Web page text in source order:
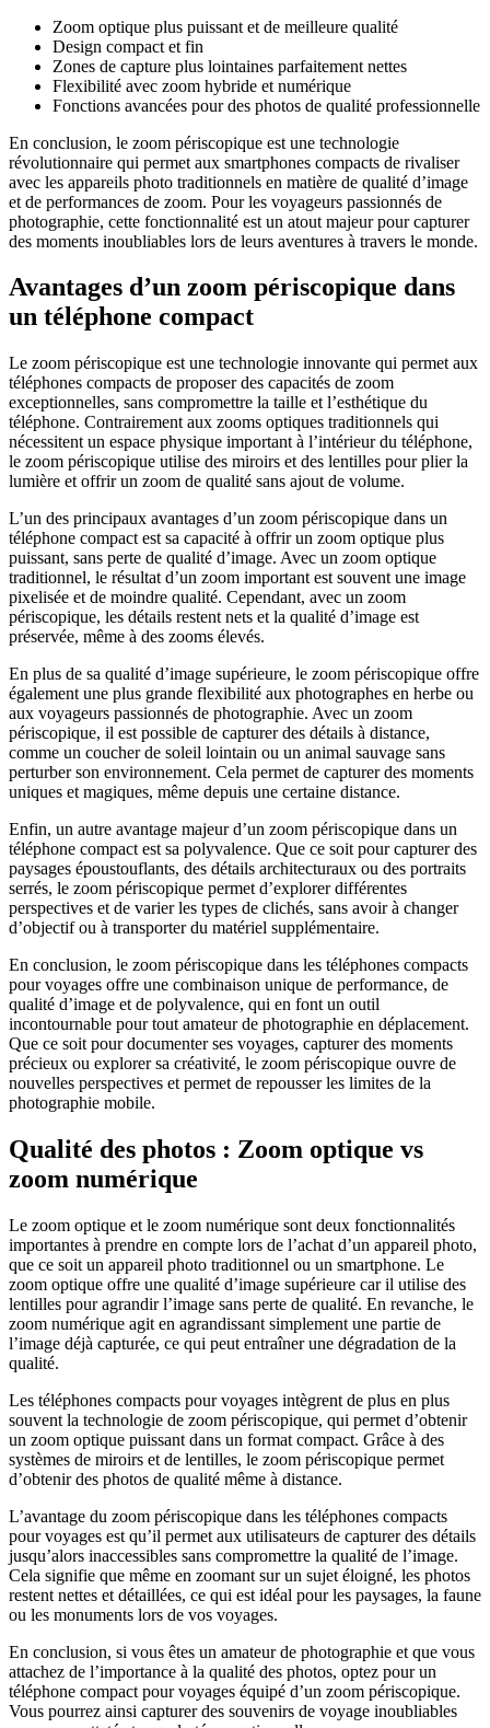
Zoom optique plus puissant et de meilleure qualité
Design compact et fin
Zones de capture plus lointaines parfaitement nettes
Flexibilité avec zoom hybride et numérique
Fonctions avancées pour des photos de qualité professionnelle
En conclusion, le zoom périscopique est une technologie
révolutionnaire qui permet aux smartphones compacts de rivaliser
avec les appareils photo traditionnels en matière de qualité d’image
et de performances de zoom. Pour les voyageurs passionnés de
photographie, cette fonctionnalité est un atout majeur pour capturer
des moments inoubliables lors de leurs aventures à travers le monde.
Avantages d’un zoom périscopique dans
un téléphone compact
Le zoom périscopique est une technologie innovante qui permet aux
téléphones compacts de proposer des capacités de zoom
exceptionnelles, sans compromettre la taille et l’esthétique du
téléphone. Contrairement aux zooms optiques traditionnels qui
nécessitent un espace physique important à l’intérieur du téléphone,
le zoom périscopique utilise des miroirs et des lentilles pour plier la
lumière et offrir un zoom de qualité sans ajout de volume.
L’un des principaux avantages d’un zoom périscopique dans un
téléphone compact est sa capacité à offrir un zoom optique plus
puissant, sans perte de qualité d’image. Avec un zoom optique
traditionnel, le résultat d’un zoom important est souvent une image
pixelisée et de moindre qualité. Cependant, avec un zoom
périscopique, les détails restent nets et la qualité d’image est
préservée, même à des zooms élevés.
En plus de sa qualité d’image supérieure, le zoom périscopique offre
également une plus grande flexibilité aux photographes en herbe ou
aux voyageurs passionnés de photographie. Avec un zoom
périscopique, il est possible de capturer des détails à distance,
comme un coucher de soleil lointain ou un animal sauvage sans
perturber son environnement. Cela permet de capturer des moments
uniques et magiques, même depuis une certaine distance.
Enfin, un autre avantage majeur d’un zoom périscopique dans un
téléphone compact est sa polyvalence. Que ce soit pour capturer des
paysages époustouflants, des détails architecturaux ou des portraits
serrés, le zoom périscopique permet d’explorer différentes
perspectives et de varier les types de clichés, sans avoir à changer
d’objectif ou à transporter du matériel supplémentaire.
En conclusion, le zoom périscopique dans les téléphones compacts
pour voyages offre une combinaison unique de performance, de
qualité d’image et de polyvalence, qui en font un outil
incontournable pour tout amateur de photographie en déplacement.
Que ce soit pour documenter ses voyages, capturer des moments
précieux ou explorer sa créativité, le zoom périscopique ouvre de
nouvelles perspectives et permet de repousser les limites de la
photographie mobile.
Qualité des photos : Zoom optique vs
zoom numérique
Le zoom optique et le zoom numérique sont deux fonctionnalités
importantes à prendre en compte lors de l’achat d’un appareil photo,
que ce soit un appareil photo traditionnel ou un smartphone. Le
zoom optique offre une qualité d’image supérieure car il utilise des
lentilles pour agrandir l’image sans perte de qualité. En revanche, le
zoom numérique agit en agrandissant simplement une partie de
l’image déjà capturée, ce qui peut entraîner une dégradation de la
qualité.
Les téléphones compacts pour voyages intègrent de plus en plus
souvent la technologie de zoom périscopique, qui permet d’obtenir
un zoom optique puissant dans un format compact. Grâce à des
systèmes de miroirs et de lentilles, le zoom périscopique permet
d’obtenir des photos de qualité même à distance.
L’avantage du zoom périscopique dans les téléphones compacts
pour voyages est qu’il permet aux utilisateurs de capturer des détails
jusqu’alors inaccessibles sans compromettre la qualité de l’image.
Cela signifie que même en zoomant sur un sujet éloigné, les photos
restent nettes et détaillées, ce qui est idéal pour les paysages, la faune
ou les monuments lors de vos voyages.
En conclusion, si vous êtes un amateur de photographie et que vous
attachez de l’importance à la qualité des photos, optez pour un
téléphone compact pour voyages équipé d’un zoom périscopique.
Vous pourrez ainsi capturer des souvenirs de voyage inoubliables